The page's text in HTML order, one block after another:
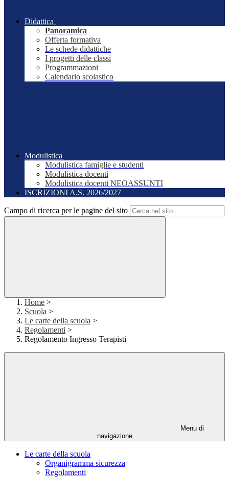
Didattica
Panoramica
Offerta formativa
Le schede didattiche
I progetti delle classi
Programmazioni
Calendario scolastico
Modulistica
Modulistica famiglie e studenti
Modulistica docenti
Modulistica docenti NEOASSUNTI
ISCRIZIONI A.S. 2026/2027
Campo di ricerca per le pagine del sito
Home >
Scuola >
Le carte della scuola >
Regolamenti >
Regolamento Ingresso Terapisti
Menu di
navigazione
Le carte della scuola
Organigramma sicurezza
Regolamenti